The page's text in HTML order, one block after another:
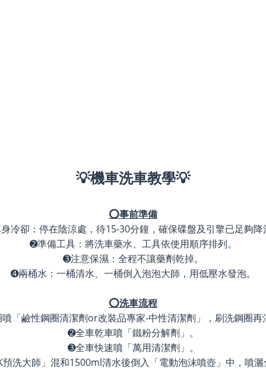
💡機車洗車教學💡
⭕事前準備
冷卻：停在陰涼處，待15-30分鐘，確保碟盤及引擎已足夠降
➋準備工具：將洗車藥水、工具依使用順序排列。
➌注意保濕：全程不讓藥劑乾掉。
➍兩桶水：一桶清水、一桶倒入泡泡大師，用低壓水發泡。
⭕洗車流程
「鹼性鋼圈清潔劑or改裝品專家-中性清潔劑」，刷洗鋼圈再
➋全車乾車噴「鐵粉分解劑」。
➌全車快速噴「萬用清潔劑」。
洗大師」混和1500ml清水後倒入「電動泡沫噴壺」中，噴灑